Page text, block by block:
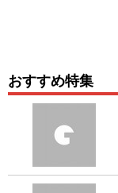
おすすめ特集